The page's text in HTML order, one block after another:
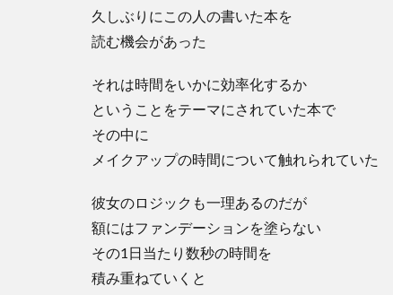
久しぶりにこの人の書いた本を
読む機会があった
それは時間をいかに効率化するか
ということをテーマにされていた本で
その中に
メイクアップの時間について触れられていた
彼女のロジックも一理あるのだが
額にはファンデーションを塗らない
その1日当たり数秒の時間を
積み重ねていくと